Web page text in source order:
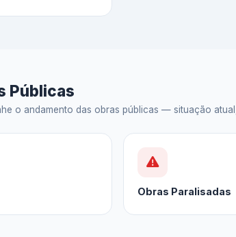
Públicas
o andamento das obras públicas — situação
Obras Paralisadas